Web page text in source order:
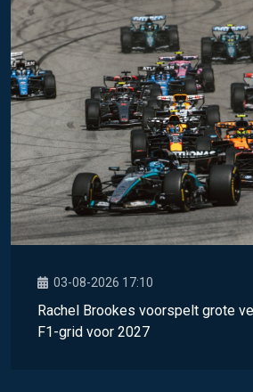
03-08-2026 17:10
Rachel Brookes voorspelt grote
F1-grid voor 2027